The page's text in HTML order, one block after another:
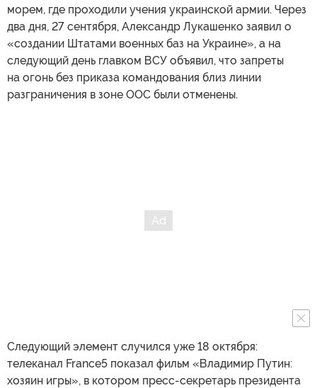
морем, где проходили учения украинской армии. Через
два дня, 27 сентября, Александр Лукашенко заявил о
«создании Штатами военных баз на Украине», а на
следующий день главком ВСУ объявил, что запреты
на огонь без приказа командования близ линии
разграничения в зоне ООС были отменены.
Следующий элемент случился уже 18 октября:
телеканал France5 показал фильм «Владимир Путин:
хозяин игры», в котором пресс-секретарь президента